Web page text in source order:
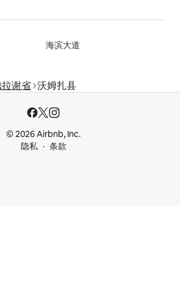
海滨大道
谢省 沃姆扎县
© 2026 Airbnb, Inc.
隐私
条款